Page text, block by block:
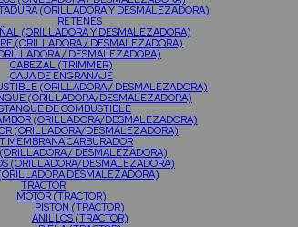
(ORILLADORA Y DESMALEZADORA)
RETENES
(ORILLADORA Y DESMALEZADORA)
(ORILLADORA / DESMALEZADORA)
/ DESMALEZADORA)
CABEZAL (TRIMMER)
CAJA DE ENGRANAJE
(ORILLADORA / DESMALEZADORA)
(ORILLADORA/DESMALEZADORA)
DE COMBUSTIBLE
(ORILLADORA/DESMALEZADORA)
(ORILLADORA/DESMALEZADORA)
MEMBRANA CARBURADOR
/ DESMALEZADORA)
(ORILLADORA/DESMALEZADORA)
DESMALEZADORA)
TRACTOR
MOTOR (TRACTOR)
PISTON (TRACTOR)
ANILLOS (TRACTOR)